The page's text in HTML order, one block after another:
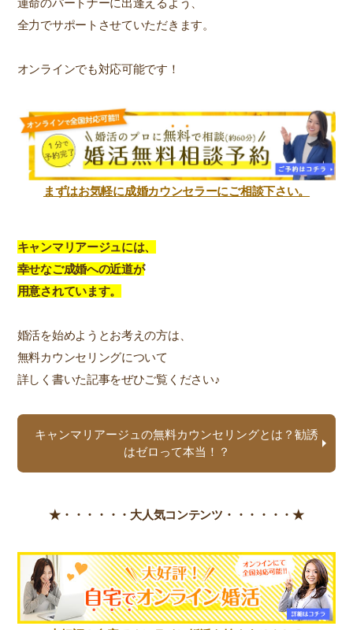
全力でサポートさせていただきます。
オンラインでも対応可能です！
まずはお気軽に成婚カウンセラーにご相談下さい。
キャンマリアージュには、
幸せなご成婚への近道が
用意されています。
婚活を始めようとお考えの方は、
無料カウンセリングについて
詳しく書いた記事をぜひご覧ください♪
キャンマリアージュの無料カウンセリングとは？勧誘
はゼロって本当！？
★・・・・・・ 大人気コンテンツ・・・・・・★